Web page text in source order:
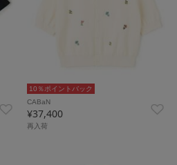
10％ポイントバック
CABaN
¥37,400
再入荷